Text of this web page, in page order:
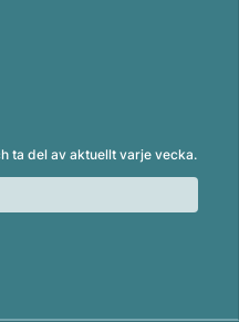
ta del av aktuellt varje vecka.